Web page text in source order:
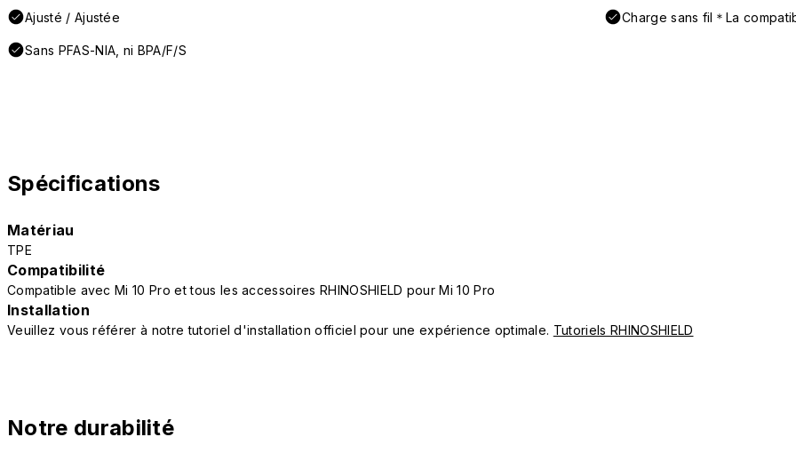
Ajusté / Ajustée Charge sans fil＊La
Sans PFAS-NIA, ni BPA/F/S
Spécifications
Matériau
TPE
Compatibilité
Compatible avec Mi 10 Pro et tous les accessoires RHINOSHIELD pour Mi 10 Pro
Installation
Veuillez vous référer à notre tutoriel d'installation officiel pour une expérience optimale. Tutoriels RHINOSHIELD
Notre durabilité